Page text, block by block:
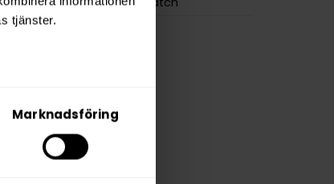
tjänster.
Marknadsföring